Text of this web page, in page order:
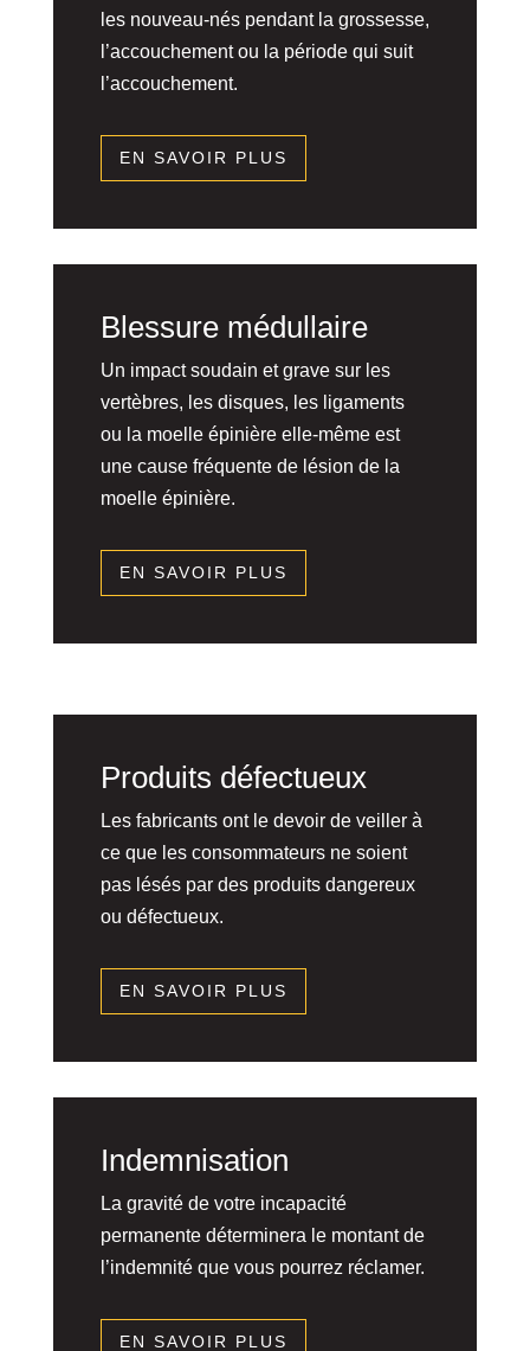
les nouveau-nés pendant la grossesse,
l’accouchement ou la période qui suit
l’accouchement.
EN SAVOIR PLUS
Blessure médullaire
Un impact soudain et grave sur les
vertèbres, les disques, les ligaments
ou la moelle épinière elle-même est
une cause fréquente de lésion de la
moelle épinière.
EN SAVOIR PLUS
Produits défectueux
Les fabricants ont le devoir de veiller à
ce que les consommateurs ne soient
pas lésés par des produits dangereux
ou défectueux.
EN SAVOIR PLUS
Indemnisation
La gravité de votre incapacité
permanente déterminera le montant de
l’indemnité que vous pourrez réclamer.
EN SAVOIR PLUS